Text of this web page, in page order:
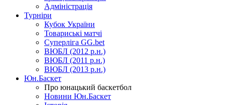
Адміністрація
Турніри
Кубок України
Товариські матчі
Суперліга GG.bet
ВЮБЛ (2012 р.н.)
ВЮБЛ (2011 р.н.)
ВЮБЛ (2013 р.н.)
Юн.Баскет
Про юнацький баскетбол
Новини Юн.Баскет